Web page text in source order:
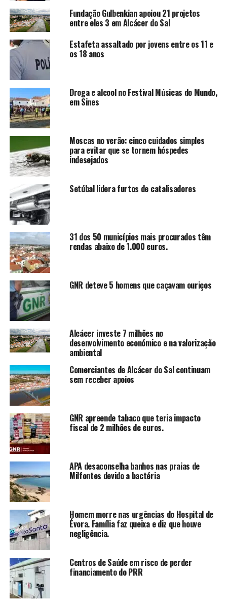
Fundação Gulbenkian apoiou 21 projetos
entre eles 3 em Alcácer do Sal
Estafeta assaltado por jovens entre os 11 e
os 18 anos
Droga e alcool no Festival Músicas do Mundo,
em Sines
Moscas no verão: cinco cuidados simples
para evitar que se tornem hóspedes
indesejados
Setúbal lidera furtos de catalisadores
31 dos 50 municípios mais procurados têm
rendas abaixo de 1.000 euros.
GNR deteve 5 homens que caçavam ouriços
Alcácer investe 7 milhões no
desenvolvimento económico e na valorização
ambiental
Comerciantes de Alcácer do Sal continuam
sem receber apoios
GNR apreende tabaco que teria impacto
fiscal de 2 milhões de euros.
APA desaconselha banhos nas praias de
Milfontes devido a bactéria
Homem morre nas urgências do Hospital de
Évora. Família faz queixa e diz que houve
negligência.
Centros de Saúde em risco de perder
financiamento do PRR